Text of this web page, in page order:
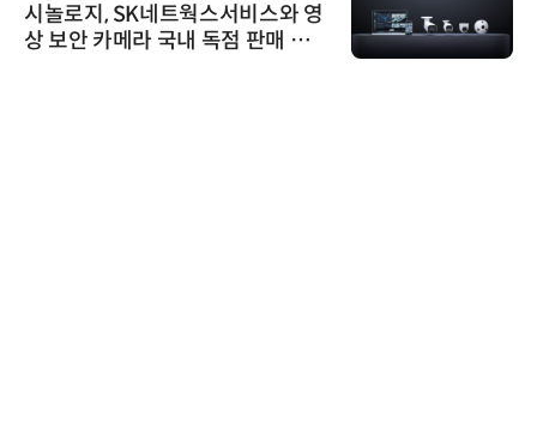
시놀로지, SK네트웍스서비스와 영
상 보안 카메라 국내 독점 판매 파